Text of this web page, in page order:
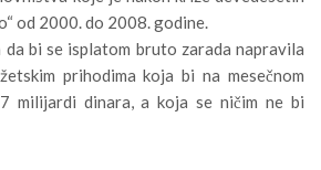
od 2000. do 2008. godine.
da bi se isplatom bruto zarada napravila
prihodima koja bi na mesečnom
milijardi dinara, a koja se ničim ne bi